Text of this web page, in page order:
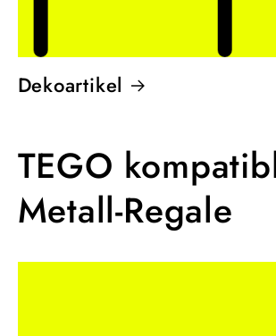
Dekoartikel
TEGO
Metall-Regale